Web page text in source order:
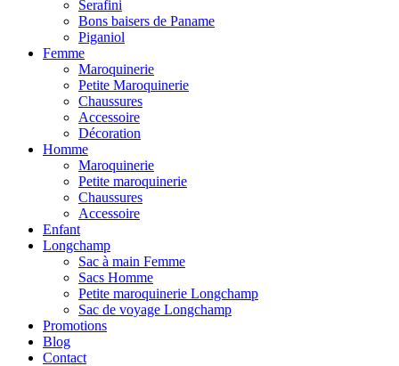
Serafini
Bons baisers de Paname
Piganiol
Femme
Maroquinerie
Petite Maroquinerie
Chaussures
Accessoire
Décoration
Homme
Maroquinerie
Petite maroquinerie
Chaussures
Accessoire
Enfant
Longchamp
Sac à main Femme
Sacs Homme
Petite maroquinerie Longchamp
Sac de voyage Longchamp
Promotions
Blog
Contact